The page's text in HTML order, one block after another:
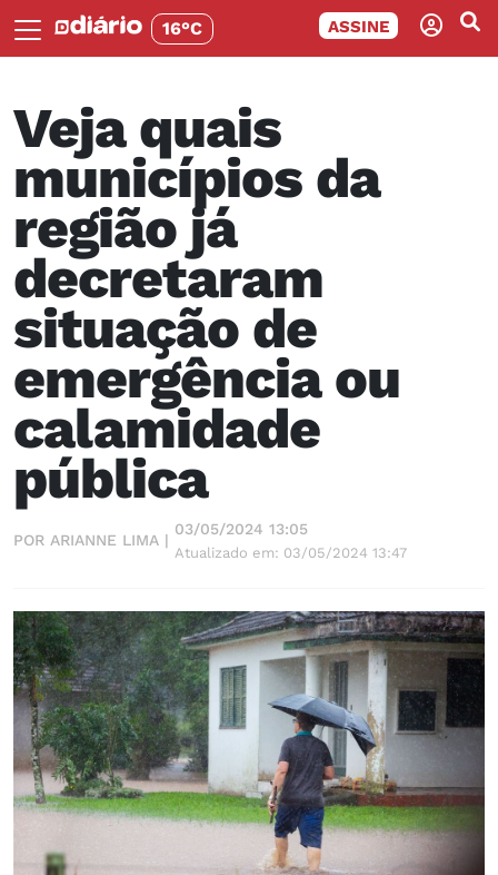
16°C ASSINE
Veja quais
municípios da
região já
decretaram
situação de
emergência ou
calamidade
pública
POR ARIANNE LIMA |
03/05/2024 13:05
Atualizado em: 03/05/2024 13:47